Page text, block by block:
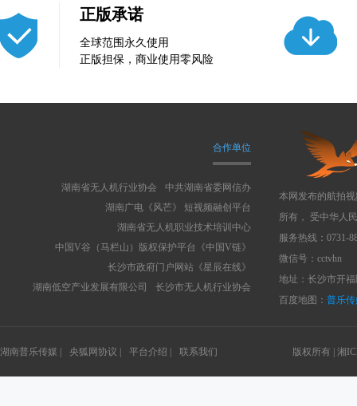
正版承诺
全球范围永久使用
正版担保，商业使用零风险
合作单位
中共湖南省委网信办
湖南省无人机行业协会
湖南广电《风芒》 短视频融创平台
湖南省无人机职业技术培训中心
中国V谷（马栏山）版权保护平台《中国V链》
长沙市政府门户网站《星辰在线》
长沙市无人机行业协会
湖南低空产业发展有限公司
本网发布的航拍
所有， 受中华人
服务热线：0731-
微信号：cctvhn
地址：长沙市开
百度地图： 普乐
湖南普乐传媒 | 央狐网协议 | 平台介绍 | 联系我们 版权所有 | 湘